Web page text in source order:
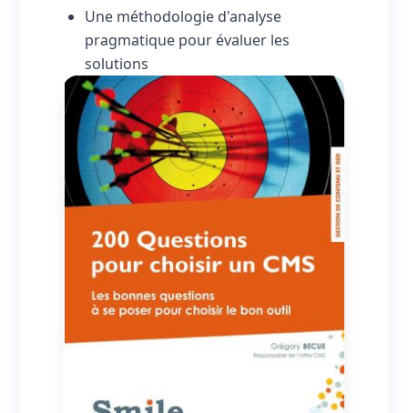
Une méthodologie d'analyse
pragmatique pour évaluer les
solutions